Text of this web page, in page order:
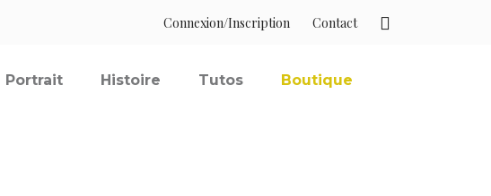
Connexion/Inscription Contact
Portrait Histoire Tutos Boutique